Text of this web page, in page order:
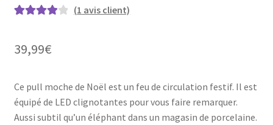
sur
client
(1 avis client)
39,99€
Ce pull moche de Noël est un feu de circulation festif. Il est
équipé de LED clignotantes pour vous faire remarquer.
Aussi subtil qu’un éléphant dans un magasin de porcelaine.